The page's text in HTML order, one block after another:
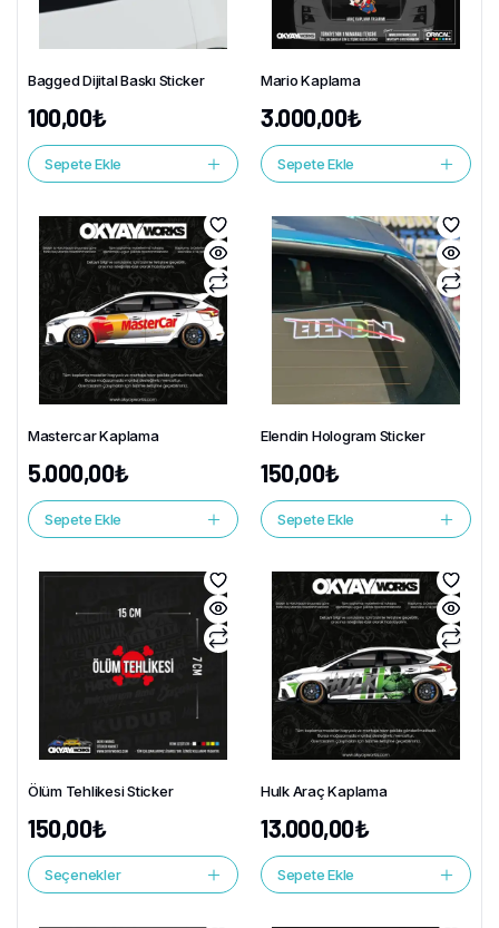
Bagged Dijital Baskı Sticker
100,00₺
Sepete Ekle
Mario Kaplama
3.000,00₺
Sepete Ekle
Mastercar Kaplama
5.000,00₺
Sepete Ekle
Elendin Hologram Sticker
150,00₺
Sepete Ekle
Ölüm Tehlikesi Sticker
150,00₺
Seçenekler
Hulk Araç Kaplama
13.000,00₺
Sepete Ekle